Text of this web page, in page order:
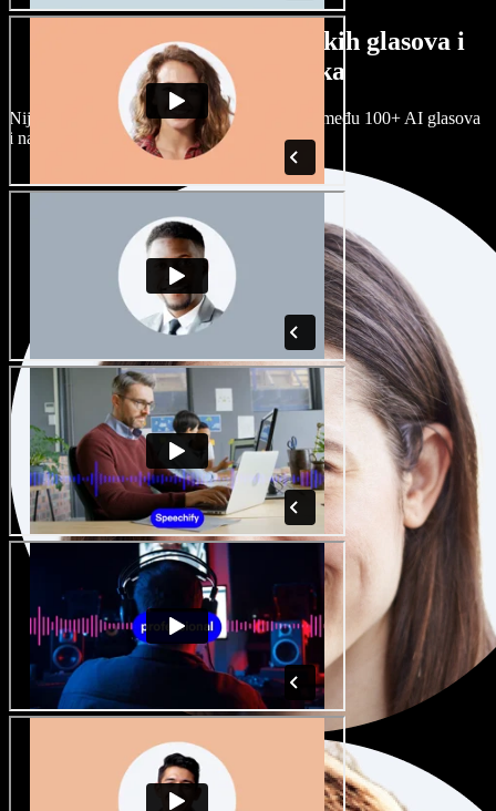
Veliki izbor muških i ženskih glasova i
raznih naglasaka
Nijedan projekt ne mora zvučati isto. Birajte među 100+ AI glasova
i naglasaka i prilagodite ih sebi.